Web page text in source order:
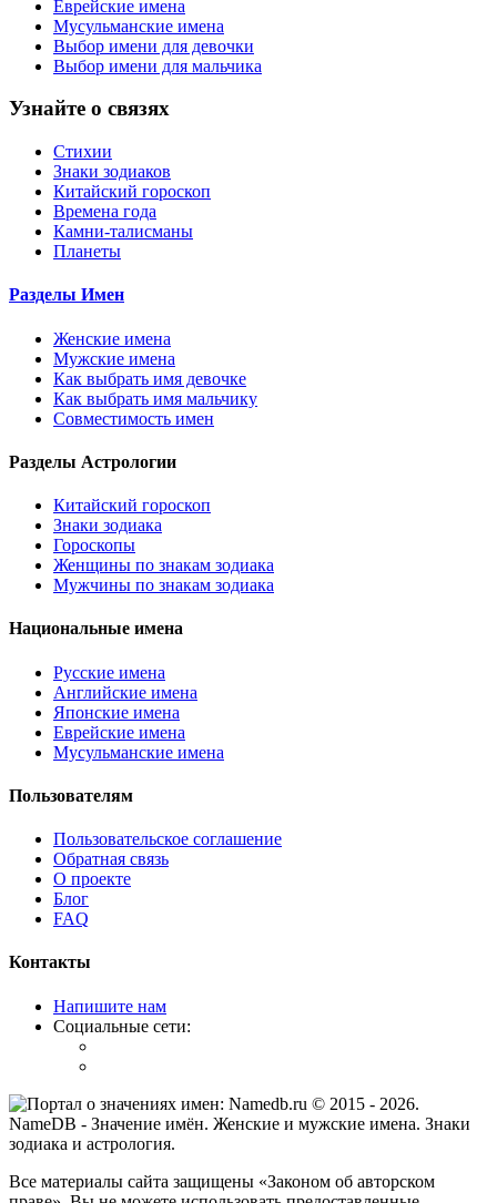
Еврейские имена
Мусульманские имена
Выбор имени для девочки
Выбор имени для мальчика
Узнайте о связях
Стихии
Знаки зодиаков
Китайский гороскоп
Времена года
Камни-талисманы
Планеты
Разделы Имен
Женские имена
Мужские имена
Как выбрать имя девочке
Как выбрать имя мальчику
Совместимость имен
Разделы Астрологии
Китайский гороскоп
Знаки зодиака
Гороскопы
Женщины по знакам зодиака
Мужчины по знакам зодиака
Национальные имена
Русские имена
Английские имена
Японские имена
Еврейские имена
Мусульманские имена
Пользователям
Пользовательское соглашение
Обратная связь
О проекте
Блог
FAQ
Контакты
Напишите нам
Социальные сети:
© 2015 - 2026.
NameDB - Значение имён. Женские и мужские имена. Знаки
зодиака и астрология.
Все материалы сайта защищены «Законом об авторском